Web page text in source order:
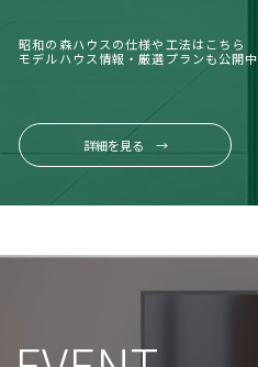
昭和の森ハウスの仕様や工法はこちら
モデルハウス情報・厳選プランも公開中
詳細を見る →